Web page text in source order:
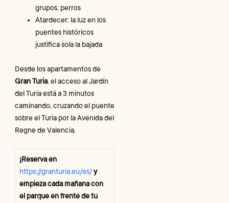
grupos, perros
Atardecer: la luz en los
puentes históricos
justifica sola la bajada
Desde los apartamentos de
Gran Turia, el acceso al Jardín
del Turia está a 3 minutos
caminando, cruzando el puente
sobre el Turia por la Avenida del
Regne de Valencia.
¡Reserva en
https://granturia.eu/es/y
empieza cada mañana con
el parque en frente de tu